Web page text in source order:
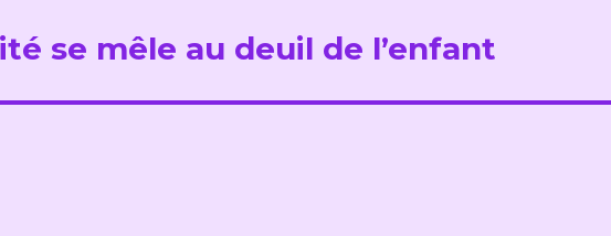
se mêle au deuil de l’enfant